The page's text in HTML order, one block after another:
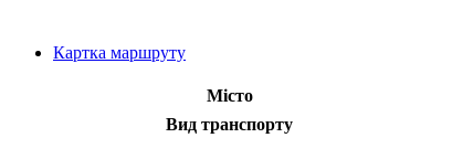
Картка маршруту
Місто
Вид транспорту